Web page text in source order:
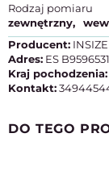
Rodzaj pomiaru
zewnętrzny
Producent:
Adres: ES
Kraj pochodzenia:
Kontakt:
DO TEGO